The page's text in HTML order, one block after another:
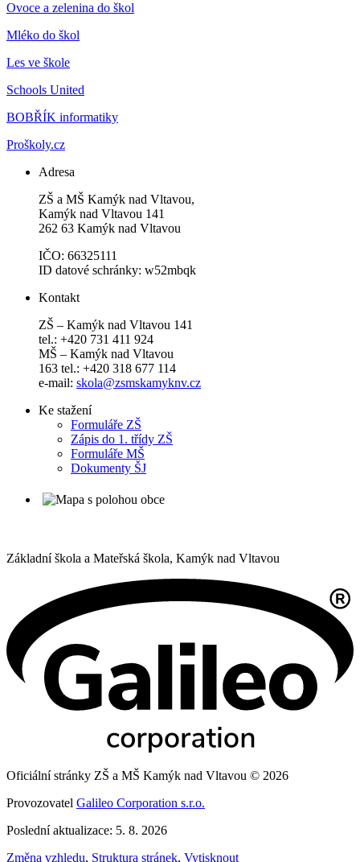
Ovoce a zelenina do škol
Mléko do škol
Les ve škole
Schools United
BOBŘÍK informatiky
Proškoly.cz
Adresa
ZŠ a MŠ Kamýk nad Vltavou,
Kamýk nad Vltavou 141
262 63 Kamýk nad Vltavou
IČO: 66325111
ID datové schránky: w52mbqk
Kontakt
ZŠ – Kamýk nad Vltavou 141
tel.: +420 731 411 924
MŠ – Kamýk nad Vltavou
163 tel.: +420 318 677 114
e-mail: skola@zsmskamyknv.cz
Ke stažení
Formuláře ZŠ
Zápis do 1. třídy ZŠ
Formuláře MŠ
Dokumenty ŠJ
Základní škola a Mateřská škola, Kamýk nad Vltavou
Oficiální stránky ZŠ a MŠ Kamýk nad Vltavou © 2026
Provozovatel Galileo Corporation s.r.o.
Poslední aktualizace: 5. 8. 2026
Změna vzhledu, Struktura stránek, Vytisknout